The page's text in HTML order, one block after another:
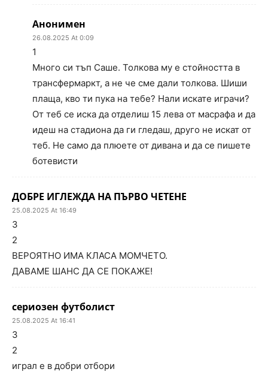
Анонимен
26.08.2025 At 0:09
1
Много си тъп Саше. Толкова му е стойността в
трансфермаркт, а не че сме дали толкова. Шиши
плаща, кво ти пука на тебе? Нали искате играчи?
От теб се иска да отделиш 15 лева от масрафа и да
идеш на стадиона да ги гледаш, друго не искат от
теб. Не само да плюете от дивана и да се пишете
ботевисти
ДОБРЕ ИГЛЕЖДА НА ПЪРВО ЧЕТЕНЕ
25.08.2025 At 16:49
3
2
ВЕРОЯТНО ИМА КЛАСА МОМЧЕТО.
ДАВАМЕ ШАНС ДА СЕ ПОКАЖЕ!
сериозен футболист
25.08.2025 At 16:41
3
2
играл е в добри отбори